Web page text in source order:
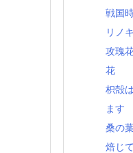
戦国
リノ
攻瑰
花
枳殻
ます
桑の
焙じ